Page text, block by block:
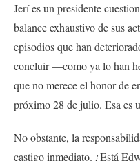
Jerí es un presidente
balance exhaustivo de sus
episodios que han
concluir —como ya lo han
que no merece el honor de
próximo 28 de julio. Esa es
No obstante, la
castigo inmediato. ¿Está